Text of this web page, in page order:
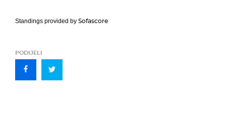
Standings provided by Sofascore
PODIJELI